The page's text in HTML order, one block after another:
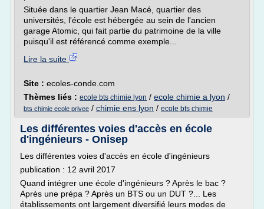
Située dans le quartier Jean Macé, quartier des
universités, l'école est hébergée au sein de l'ancien
garage Atomic, qui fait partie du patrimoine de la ville
puisqu'il est référencé comme exemple...
Lire la suite
Site : ecoles-conde.com
Thèmes liés : ecole bts chimie lyon / ecole chimie a lyon /
bts chimie ecole privee / chimie ens lyon / ecole bts chimie
Les différentes voies d'accès en école
d'ingénieurs - Onisep
Les différentes voies d'accès en école d'ingénieurs
publication : 12 avril 2017
Quand intégrer une école d'ingénieurs ? Après le bac ?
Après une prépa ? Après un BTS ou un DUT ?... Les
établissements ont largement diversifié leurs modes de